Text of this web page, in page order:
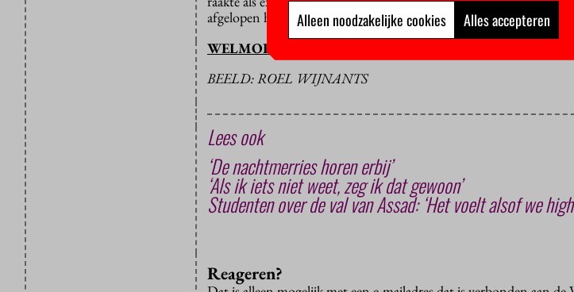
afgelopen herfst.
WELMOED VISSER
BEELD: ROEL WIJNANTS
Lees ook
‘De nachtmerries horen erbij’
‘Als ik iets niet weet, zeg ik dat gewoon’
Studenten over de val van Assad: ‘Het voelt alsof we
Reageren?
Alleen noodzakelijke cookies Alles accepteren